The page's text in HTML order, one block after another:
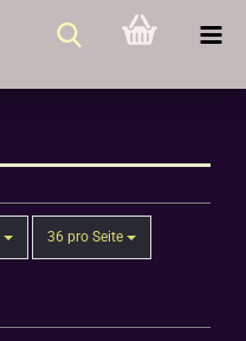
36 pro Seite
pro Seite